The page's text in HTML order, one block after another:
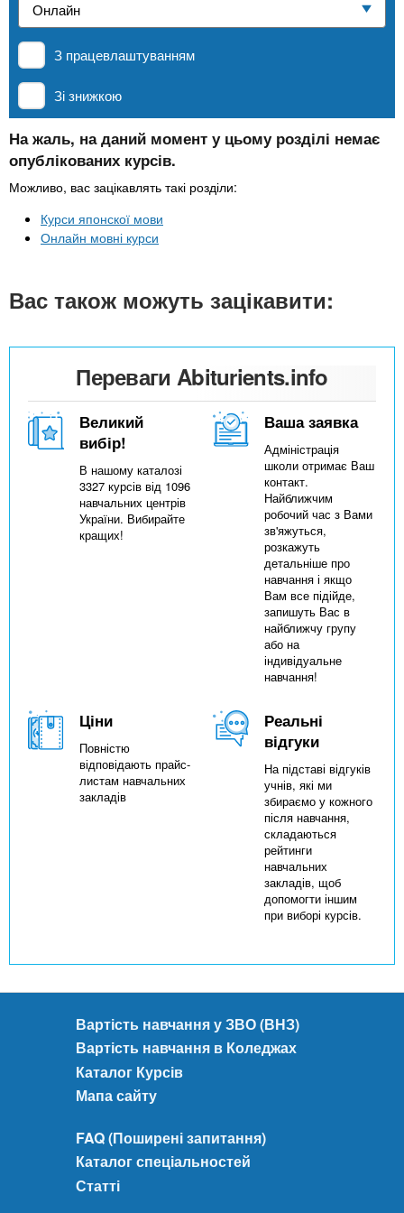
n
t
s
.
i
n
f
o
к
л
а
д
Приватні школи
Онлайн курси
За кордоном
З працевлаштуванням
Зі знижкою
На жаль, на даний момент у цьому розділі немає
опублікованих курсів.
Можливо, вас зацікавлять такі розділи:
Курси японскої мови
Онлайн мовні курси
Вас також можуть зацікавити:
Переваги Abiturients.info
Великий
вибір!
В нашому каталозі
3327 курсів від 1096
навчальних центрів
України. Вибирайте
кращих!
Ваша заявка
Адміністрація
школи отримає Ваш
контакт.
Найближчим
робочий час з Вами
зв'яжуться,
розкажуть
детальніше про
навчання і якщо
Вам все підійде,
запишуть Вас в
найближчу групу
або на
індивідуальне
навчання!
Ціни
Повністю
відповідають прайс-
листам навчальних
закладів
Реальні
відгуки
На підставі відгуків
учнів, які ми
збираємо у кожного
після навчання,
складаються
рейтинги
навчальних
закладів, щоб
допомогти іншим
при виборі курсів.
Вартість навчання у ЗВО (ВНЗ)
Вартість навчання в Коледжах
Каталог Курсів
Мапа сайту
FAQ (Поширені запитання)
Каталог спеціальностей
Статті